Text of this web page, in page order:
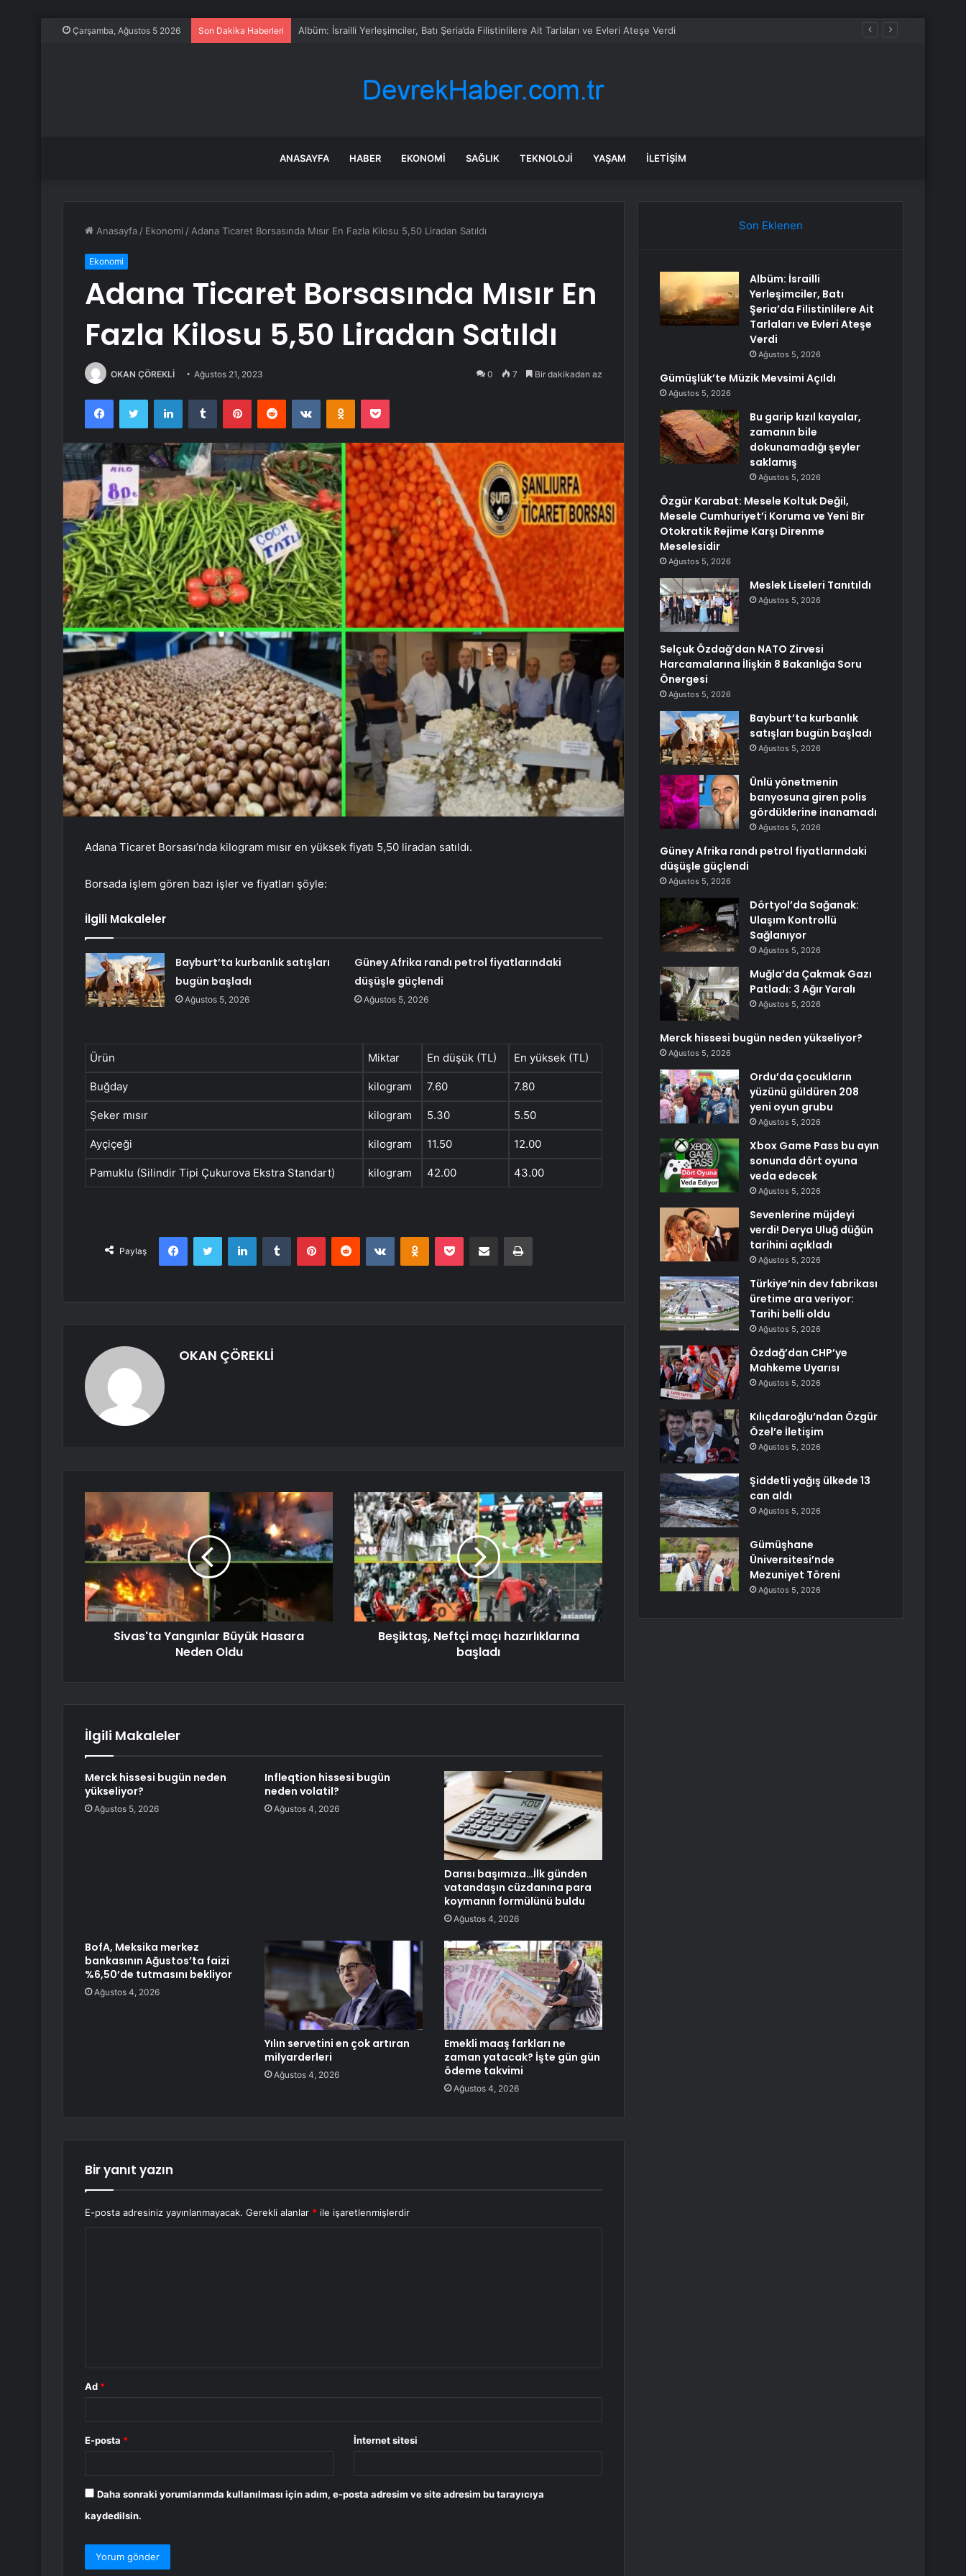
Çarşamba, Ağustos 5 2026 Son Dakika Haberleri Gümüşlük’te Müzik Mevsimi Açıldı
ANASAYFA HABER EKONOMI SAĞLIK TEKNOLOJI YAŞAM İLETIŞIM
Anasayfa / Ekonomi / Adana Ticaret Borsasında Mısır En Fazla Kilosu 5,50 Liradan Satıldı
Ekonomi
Adana Ticaret Borsasında Mısır En
Fazla Kilosu 5,50 Liradan Satıldı
OKAN ÇÖREKLİ Ağustos 21, 2023 0 7 Bir dakikadan az
FacebookTwitter LinkedInTumblr PinterestReddit VKontakteOdnoklassniki
Pocket
Adana Ticaret Borsası’nda kilogram mısır en yüksek fiyatı 5,50 liradan satıldı.
Borsada işlem gören bazı işler ve fiyatları şöyle:
İlgili Makaleler
Bayburt’ta kurbanlık satışları
bugün başladı
Ağustos 5, 2026
Güney Afrika randı petrol fiyatlarındaki
düşüşle güçlendi
Ağustos 5, 2026
Ürün Miktar En düşük (TL) En yüksek (TL)
Buğday kilogram 7.60 7.80
Şeker mısır kilogram 5.30 5.50
Ayçiçeği kilogram 11.50 12.00
Pamuklu (Silindir Tipi Çukurova Ekstra Standart) kilogram 42.00 43.00
Paylaş
FacebookTwitterLinkedInTumblrPinterestRedditVKontakteOdnoklassniki
Pocket E-Posta ile paylaşYazdır
OKAN ÇÖREKLİ
Sivas'ta Yangınlar Büyük Hasara
Neden Oldu
Beşiktaş, Neftçi maçı hazırlıklarına
başladı
İlgili Makaleler
Merck hissesi bugün neden
yükseliyor?
Ağustos 5, 2026
Infleqtion hissesi bugün
neden volatil?
Ağustos 4, 2026
Darısı başımıza…İlk günden
vatandaşın cüzdanına para
koymanın formülünü buldu
Ağustos 4, 2026
BofA, Meksika merkez
bankasının Ağustos’ta faizi
%6,50’de tutmasını bekliyor
Ağustos 4, 2026
Yılın servetini en çok artıran
milyarderleri
Ağustos 4, 2026
Emekli maaş farkları ne
zaman yatacak? İşte gün gün
ödeme takvimi
Ağustos 4, 2026
Bir yanıt yazın
E-posta adresiniz yayınlanmayacak. Gerekli alanlar * ile işaretlenmişlerdir
Ad *
E-posta * İnternet sitesi
Daha sonraki yorumlarımda kullanılması için adım, e-posta adresim ve site adresim bu tarayıcıya
kaydedilsin.
Son Eklenen
Albüm: İsrailli
Yerleşimciler, Batı
Şeria’da Filistinlilere Ait
Tarlaları ve Evleri Ateşe
Verdi
Ağustos 5, 2026
Gümüşlük’te Müzik Mevsimi Açıldı
Ağustos 5, 2026
Bu garip kızıl kayalar,
zamanın bile
dokunamadığı şeyler
saklamış
Ağustos 5, 2026
Özgür Karabat: Mesele Koltuk Değil,
Mesele Cumhuriyet’i Koruma ve Yeni Bir
Otokratik Rejime Karşı Direnme
Meselesidir
Ağustos 5, 2026
Meslek Liseleri Tanıtıldı
Ağustos 5, 2026
Selçuk Özdağ’dan NATO Zirvesi
Harcamalarına İlişkin 8 Bakanlığa Soru
Önergesi
Ağustos 5, 2026
Bayburt’ta kurbanlık
satışları bugün başladı
Ağustos 5, 2026
Ünlü yönetmenin
banyosuna giren polis
gördüklerine inanamadı
Ağustos 5, 2026
Güney Afrika randı petrol fiyatlarındaki
düşüşle güçlendi
Ağustos 5, 2026
Dörtyol’da Sağanak:
Ulaşım Kontrollü
Sağlanıyor
Ağustos 5, 2026
Muğla’da Çakmak Gazı
Patladı: 3 Ağır Yaralı
Ağustos 5, 2026
Merck hissesi bugün neden yükseliyor?
Ağustos 5, 2026
Ordu’da çocukların
yüzünü güldüren 208
yeni oyun grubu
Ağustos 5, 2026
Xbox Game Pass bu ayın
sonunda dört oyuna
veda edecek
Ağustos 5, 2026
Sevenlerine müjdeyi
verdi! Derya Uluğ düğün
tarihini açıkladı
Ağustos 5, 2026
Türkiye’nin dev fabrikası
üretime ara veriyor:
Tarihi belli oldu
Ağustos 5, 2026
Özdağ’dan CHP’ye
Mahkeme Uyarısı
Ağustos 5, 2026
Kılıçdaroğlu’ndan Özgür
Özel’e İletişim
Ağustos 5, 2026
Şiddetli yağış ülkede 13
can aldı
Ağustos 5, 2026
Gümüşhane
Üniversitesi’nde
Mezuniyet Töreni
Ağustos 5, 2026